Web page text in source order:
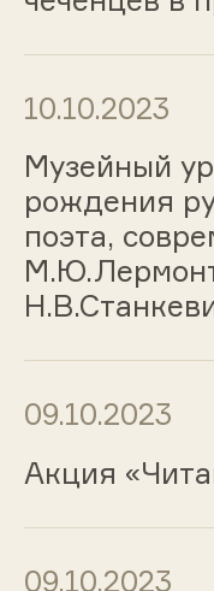
10.10.2023
Музейный
рождения
поэта,
09.10.2023
Акция
09.10.2023